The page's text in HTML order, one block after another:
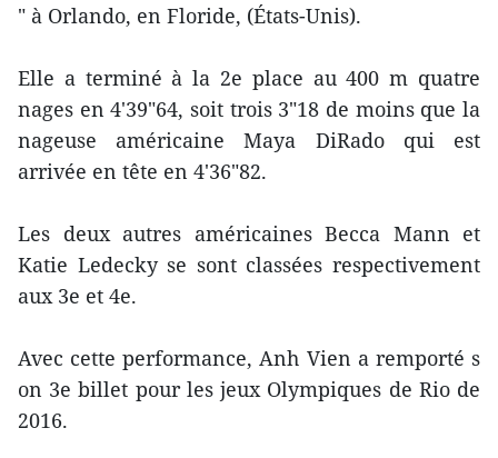
" à Orlando, en Floride, ​(États-Unis).
Elle a terminé à la ​2e place ​​au 400 m quatre
nages ​en 4​'39​"64, soit trois 3​"18 de moins que la
nageuse américaine Maya DiRado qui est
arrivée en tête ​en 4​'36​"82.
Les deux autres américaines Becca Mann et
Katie Ledecky se sont classées respectivement
aux 3e et 4e.
Avec cette performance, Anh Vien a remporté ​​s​
on 3e billet pour les jeux Olympiques de Rio de
2016.